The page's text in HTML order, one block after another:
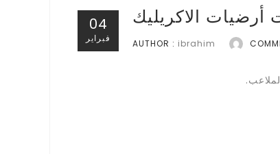
04
فبراير
أرضيات الاكريليك
AUTHOR : ibrahim